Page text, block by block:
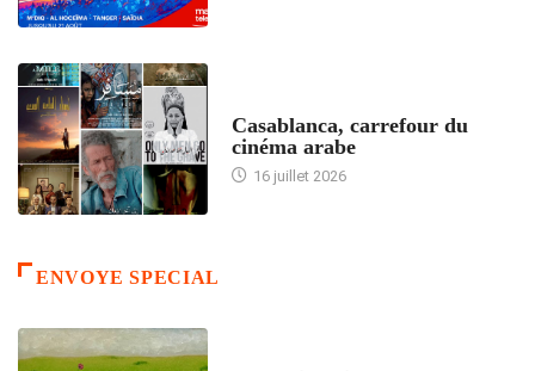
Casablanca, carrefour du
cinéma arabe
16 juillet 2026
ENVOYE SPECIAL